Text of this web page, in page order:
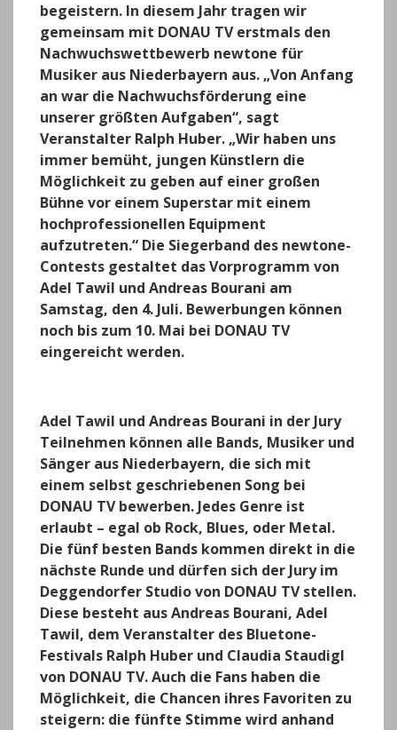
begeistern. In diesem Jahr tragen wir
gemeinsam mit DONAU TV erstmals den
Nachwuchswettbewerb newtone für
Musiker aus Niederbayern aus. „Von Anfang
an war die Nachwuchsförderung eine
unserer größten Aufgaben“, sagt
Veranstalter Ralph Huber. „Wir haben uns
immer bemüht, jungen Künstlern die
Möglichkeit zu geben auf einer großen
Bühne vor einem Superstar mit einem
hochprofessionellen Equipment
aufzutreten.“ Die Siegerband des newtone-
Contests gestaltet das Vorprogramm von
Adel Tawil und Andreas Bourani am
Samstag, den 4. Juli. Bewerbungen können
noch bis zum 10. Mai bei DONAU TV
eingereicht werden.
Adel Tawil und Andreas Bourani in der Jury
Teilnehmen können alle Bands, Musiker und
Sänger aus Niederbayern, die sich mit
einem selbst geschriebenen Song bei
DONAU TV bewerben. Jedes Genre ist
erlaubt – egal ob Rock, Blues, oder Metal.
Die fünf besten Bands kommen direkt in die
nächste Runde und dürfen sich der Jury im
Deggendorfer Studio von DONAU TV stellen.
Diese besteht aus Andreas Bourani, Adel
Tawil, dem Veranstalter des Bluetone-
Festivals Ralph Huber und Claudia Staudigl
von DONAU TV. Auch die Fans haben die
Möglichkeit, die Chancen ihres Favoriten zu
steigern: die fünfte Stimme wird anhand